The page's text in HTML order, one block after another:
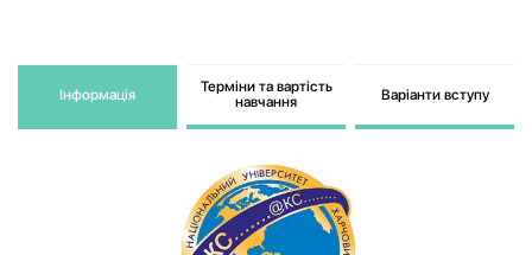
Інформація
Терміни та вартість
навчання
Варіанти вступу